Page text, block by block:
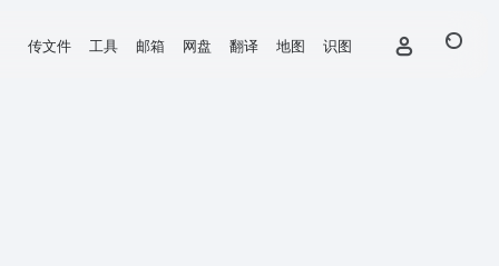
传文件 工具 邮箱 网盘 翻译 地图 识图